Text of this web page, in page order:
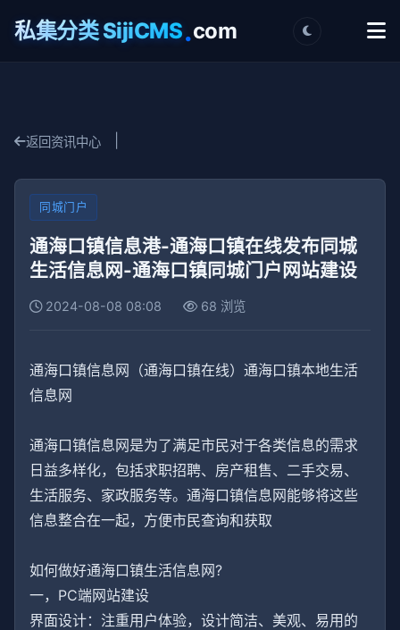
私集分类 SijiCMS.com
返回资讯中心
同城门户
通海口镇信息港-通海口镇在线发布同城
生活信息网-通海口镇同城门户网站建设
2024-08-08 08:08 68 浏览
通海口镇信息网（通海口镇在线）通海口镇本地生活
信息网
通海口镇信息网是为了满足市民对于各类信息的需求
日益多样化，包括求职招聘、房产租售、二手交易、
生活服务、家政服务等。通海口镇信息网能够将这些
信息整合在一起，方便市民查询和获取
如何做好通海口镇生活信息网?
一，PC端网站建设
界面设计：注重用户体验，设计简洁、美观、易用的